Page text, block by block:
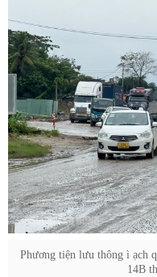
Phương tiện lưu thông ì ạch
14B